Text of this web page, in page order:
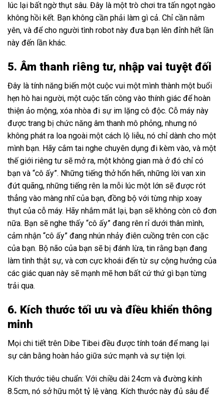
lúc lại bất ngờ thụt sâu. Đây là một trò chơi tra tấn ngọt ngào
không hồi kết. Bạn không cần phải làm gì cả. Chỉ cần nằm
yên, và để cho người tình robot này đưa bạn lên đỉnh hết lần
này đến lần khác.
5. Âm thanh riêng tư, nhập vai tuyệt đối
Đây là tính năng biến một cuộc vui một mình thành một buổi
hẹn hò hai người, một cuộc tấn công vào thính giác để hoàn
thiện ảo mộng, xóa nhòa đi sự im lặng cô độc. Cỗ máy này
được trang bị chức năng âm thanh mô phỏng, nhưng nó
không phát ra loa ngoài một cách lộ liễu, nó chỉ dành cho một
mình bạn. Hãy cắm tai nghe chuyên dụng đi kèm vào, và một
thế giới riêng tư sẽ mở ra, một không gian mà ở đó chỉ có
bạn và “cô ấy”. Những tiếng thở hổn hển, những lời van xin
đứt quãng, những tiếng rên la mỗi lúc một lớn sẽ được rót
thẳng vào màng nhĩ của bạn, đồng bộ với từng nhịp xoay
thụt của cỗ máy. Hãy nhắm mắt lại, bạn sẽ không còn cô đơn
nữa. Bạn sẽ nghe thấy “cô ấy” đang rên rỉ dưới thân mình,
cảm nhận “cô ấy” đang nhún nhảy điên cuồng trên con cặc
của bạn. Bộ não của bạn sẽ bị đánh lừa, tin rằng bạn đang
làm tình thật sự, và cơn cực khoái đến từ sự cộng hưởng của
các giác quan này sẽ mạnh mẽ hơn bất cứ thứ gì bạn từng
trải qua.
6. Kích thước tối ưu và điều khiển thông
minh
Mọi chi tiết trên Dibe Tibei đều được tính toán để mang lại
sự cân bằng hoàn hảo giữa sức mạnh và sự tiện lợi.
Kích thước tiêu chuẩn: Với chiều dài 24cm và đường kính
8.5cm, nó sở hữu một tỷ lệ vàng. Kích thước này đủ sâu để